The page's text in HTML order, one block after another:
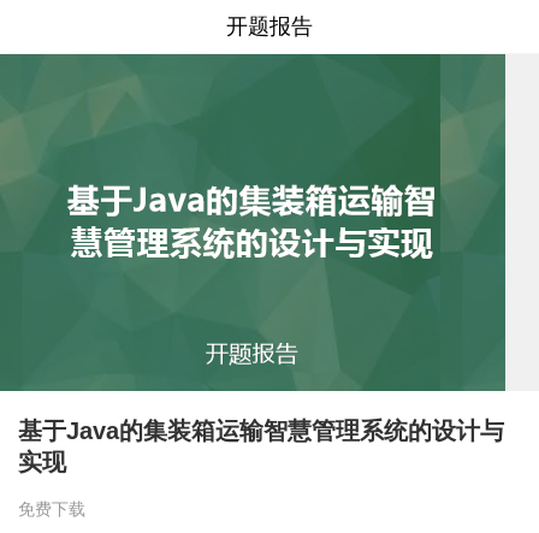
开题报告
基于Java的集装箱运输智慧管理系统的设计与
实现
免费下载